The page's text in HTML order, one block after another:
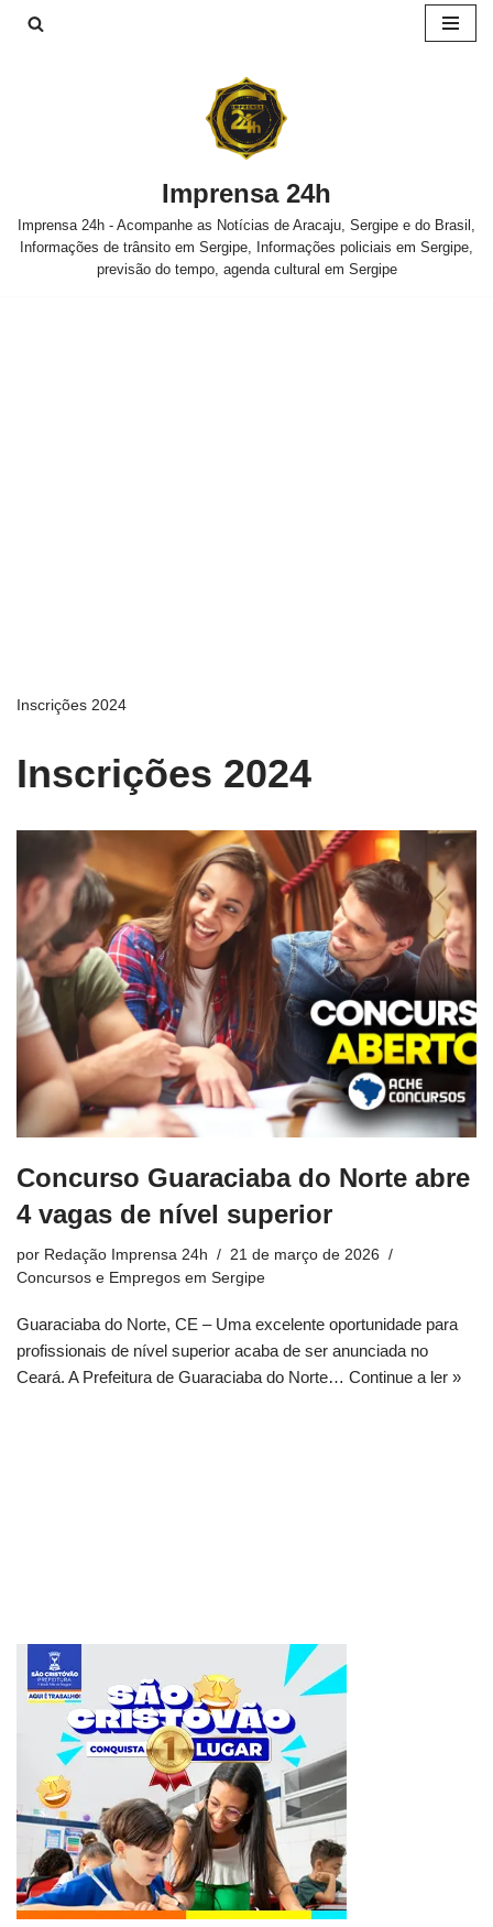
Imprensa 24h
Imprensa 24h - Acompanhe as Notícias de Aracaju, Sergipe e do Brasil,
Informações de trânsito em Sergipe, Informações policiais em Sergipe,
previsão do tempo, agenda cultural em Sergipe
Inscrições 2024
Inscrições 2024
Concurso Guaraciaba do Norte abre
4 vagas de nível superior
por Redação Imprensa 24h
21 de março de 2026
Concursos e Empregos em Sergipe
Guaraciaba do Norte, CE – Uma excelente oportunidade para
profissionais de nível superior acaba de ser anunciada no
Ceará. A Prefeitura de Guaraciaba do Norte… Continue a ler »